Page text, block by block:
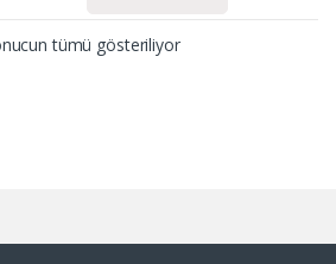
tümü gösteriliyor